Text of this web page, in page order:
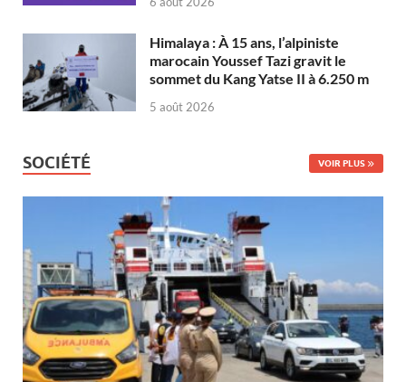
Himalaya : À 15 ans, l’alpiniste
marocain Youssef Tazi gravit le
sommet du Kang Yatse II à 6.250 m
5 août 2026
SOCIÉTÉ VOIR PLUS